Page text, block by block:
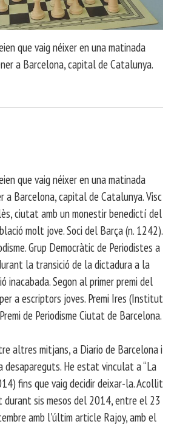
que vaig néixer en una matinada
a Barcelona, capital de Catalunya.
que vaig néixer en una matinada
a Barcelona, capital de Catalunya. Visc
ciutat amb un monestir benedictí del
molt jove. Soci del Barça (n. 1242).
Grup Democràtic de Periodistes a
la transició de la dictadura a la
inacabada. Segon al primer premi del
a escriptors joves. Premi Ires (Institut
de Periodisme Ciutat de Barcelona.
altres mitjans, a Diario de Barcelona i
desapareguts. He estat vinculat a “La
fins que vaig decidir deixar-la. Acollit
sis mesos del 2014, entre el 23
amb l'últim article Rajoy, amb el